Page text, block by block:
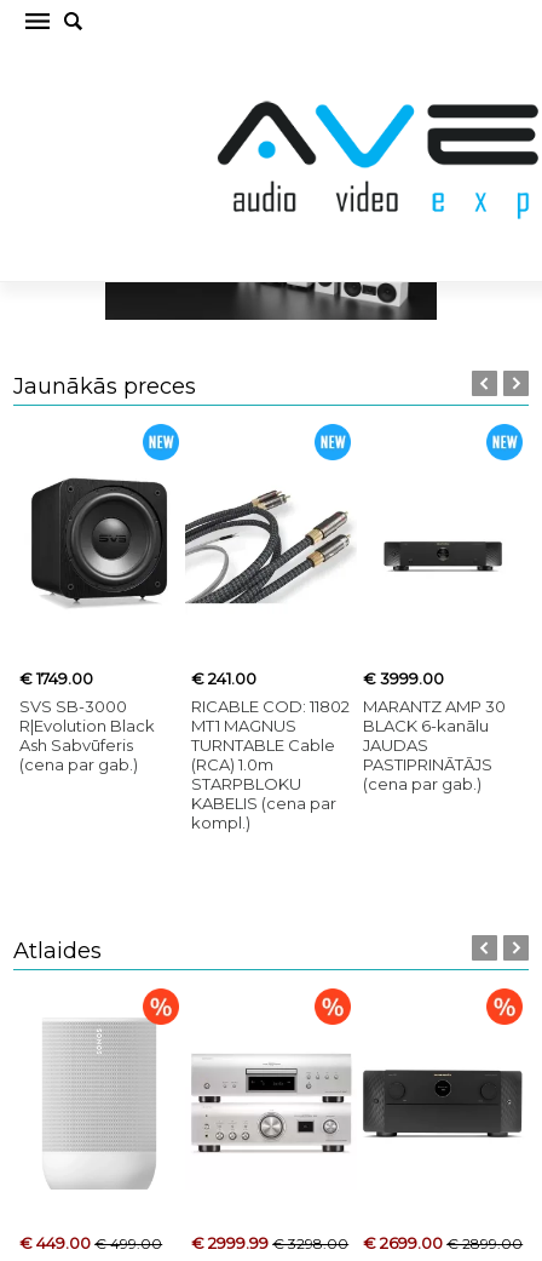
Jaunākās preces
€ 1749.00
SVS SB-3000
R|Evolution Black
Ash Sabvūferis
(cena par gab.)
€ 241.00
RICABLE COD: 11802
MT1 MAGNUS
TURNTABLE Cable
(RCA) 1.0m
STARPBLOKU
KABELIS (cena par
kompl.)
€ 3999.00
MARANTZ AMP 30
BLACK 6-kanālu
JAUDAS
PASTIPRINĀTĀJS
(cena par gab.)
Atlaides
€ 449.00€ 499.00 € 2999.99€ 3298.00 € 2699.00€ 2899.00